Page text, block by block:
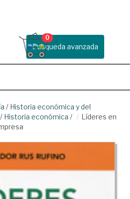
Busqueda avanzada
0
/ Historia económica y del
/ Historia económica /
Líderes en